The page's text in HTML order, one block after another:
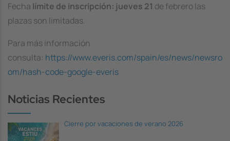
Fecha límite de inscripción: jueves 21 de febrero las
plazas son limitadas.
Para más información
consulta: https://www.everis.com/spain/es/news/newsro
om/hash-code-google-everis
Noticias Recientes
Cierre por vacaciones de verano 2026